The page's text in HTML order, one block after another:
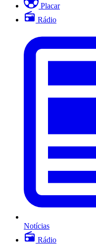
Placar
Rádio
Notícias
Rádio